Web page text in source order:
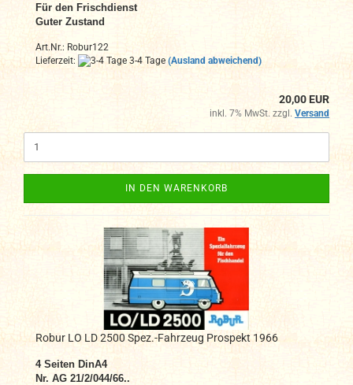
Für den Frischdienst
Guter Zustand
Art.Nr.: Robur122
Lieferzeit:
3-4 Tage (Ausland abweichend)
20,00 EUR
inkl. 7% MwSt. zzgl. Versand
IN DEN WARENKORB
Robur LO LD 2500 Spez.-Fahrzeug Prospekt 1966
4 Seiten DinA4
Nr. AG 21/2/044/66..